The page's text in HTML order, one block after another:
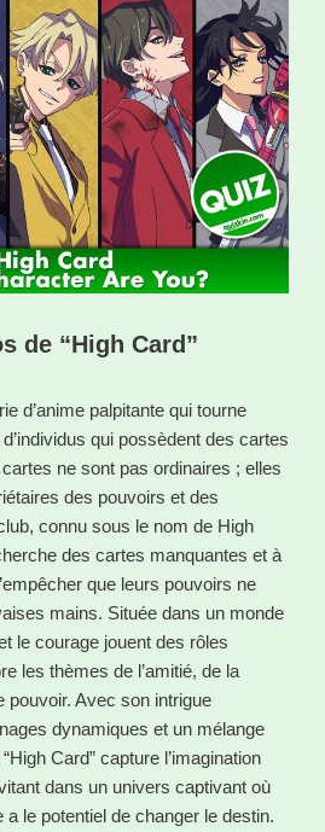
de “High Card”
d’anime palpitante qui tourne
qui possèdent des cartes
ne sont pas ordinaires ; elles
des pouvoirs et des
connu sous le nom de High
des cartes manquantes et à
que leurs pouvoirs ne
mains. Située dans un monde
le courage jouent des rôles
les thèmes de l’amitié, de la
pouvoir. Avec son intrigue
dynamiques et un mélange
Card” capture l’imagination
dans un univers captivant où
le potentiel de changer le destin.